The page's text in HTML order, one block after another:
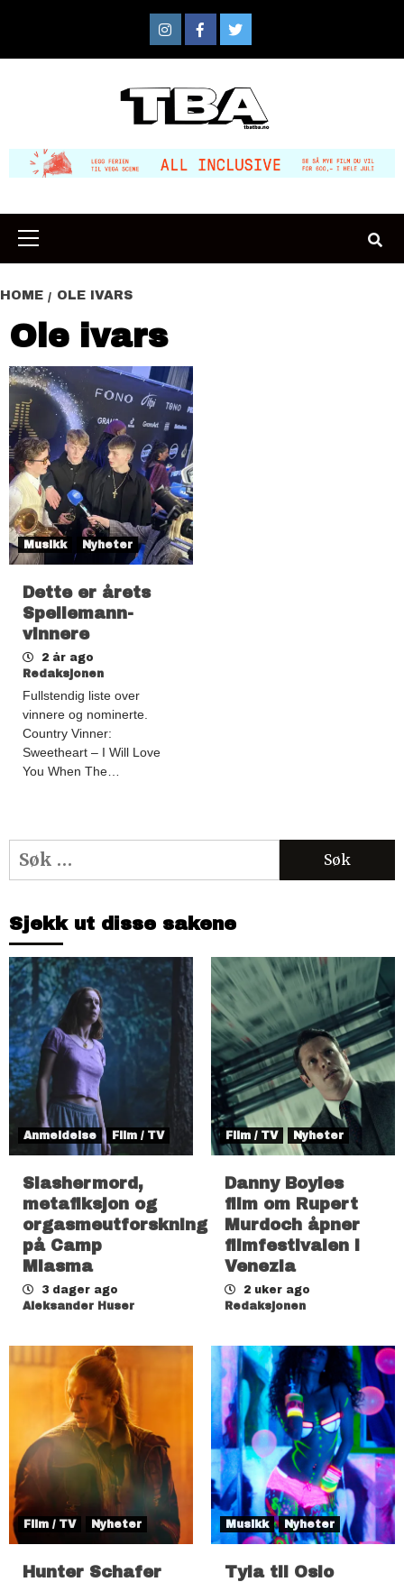
content
InstagramFacebook
Twitter
Primary
Menu
HOME OLE IVARS
Ole ivars
Musikk Nyheter
Dette er årets
Spellemann-
vinnere
2 år ago
Redaksjonen
Fullstendig liste over
vinnere og nominerte.
Country Vinner:
Sweetheart – I Will Love
You When The…
Søk
etter:
Sjekk ut disse sakene
Anmeldelse Film / TV
Slashermord,
metafiksjon og
orgasmeutforskning
på Camp
Miasma
3 dager ago
Aleksander Huser
Film / TV Nyheter
Danny Boyles
film om Rupert
Murdoch åpner
filmfestivalen i
Venezia
2 uker ago
Redaksjonen
Film / TV Nyheter
Hunter Schafer
Musikk Nyheter
Tyla til Oslo